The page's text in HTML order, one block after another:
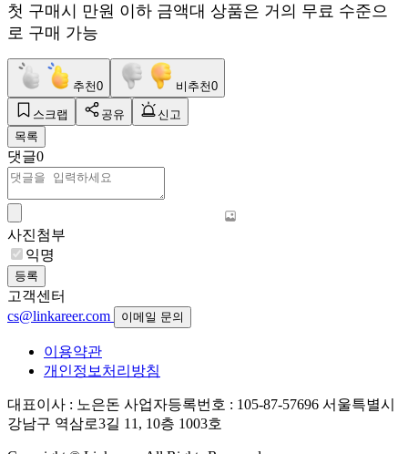
첫 구매시 만원 이하 금액대 상품은 거의 무료 수준으
로 구매 가능
추천0 비추천0
스크랩 공유
신고
목록
댓글0
사진첨부
익명
등록
고객센터
cs@linkareer.com
이메일 문의
이용약관
개인정보처리방침
대표이사 : 노은돈 사업자등록번호 : 105-87-57696 서울특별시
강남구 역삼로3길 11, 10층 1003호